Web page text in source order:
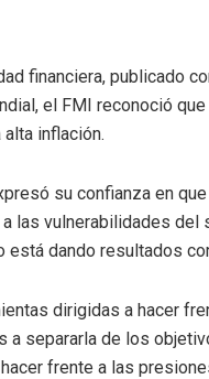
financiera, publicado
el FMI reconoció
inflación.
su confianza en
las vulnerabilidades
está dando resultados
dirigidas a hacer
a separarla de los
frente a las